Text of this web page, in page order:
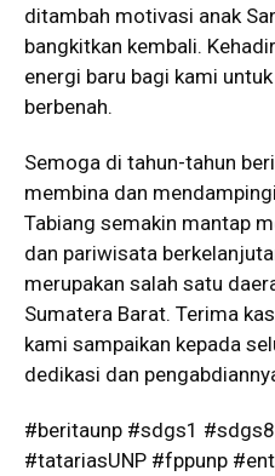
ditambah motivasi anak
bangkitkan kembali.
energi baru bagi kami
berbenah.
Semoga di tahun-tahun
membina dan
Tabiang semakin mantap
dan pariwisata
merupakan salah satu
Sumatera Barat. Terima
kami sampaikan kepada
dedikasi dan
#beritaunp #sdgs1
#tatariasUNP #fppunp